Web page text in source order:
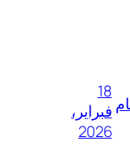
18
فبراير،
2026